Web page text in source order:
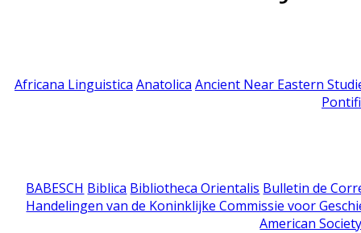
Africana Linguistica Anatolica Ancient Near Eastern
BABESCH Biblica Bibliotheca Orientalis Bulletin de
Handelingen van de Koninklijke Commissie voor
American